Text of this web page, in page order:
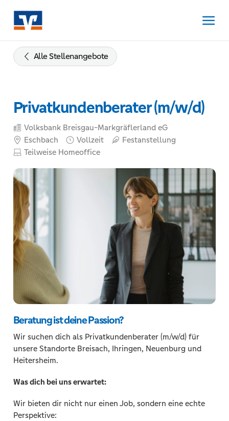
Inhalt
springen
Zur
Navigation
springen
springen
Alle Stellenangebote
Privatkundenberater (m/w/d)
Volksbank Breisgau-Markgräflerland eG
Eschbach
Vollzeit
Festanstellung
Teilweise Homeoffice
Beratung ist deine Passion?
Wir suchen dich als Privatkundenberater (m/w/d) für
unsere Standorte Breisach, Ihringen, Neuenburg und
Heitersheim.
Was dich bei uns erwartet:
Wir bieten dir nicht nur einen Job, sondern eine echte
Perspektive: